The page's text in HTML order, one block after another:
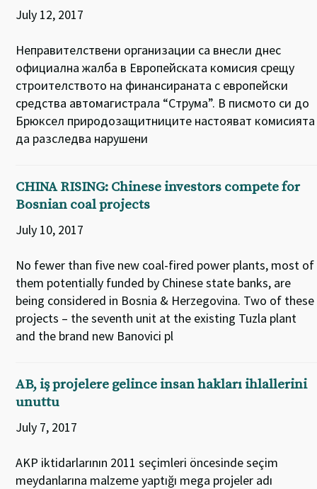
July 12, 2017
Неправителствени организации са внесли днес
официална жалба в Европейската комисия срещу
строителството на финансираната с европейски
средства автомагистрала “Струма”. В писмото си до
Брюксел природозащитниците настояват комисията
да разследва нарушени
CHINA RISING: Chinese investors compete for
Bosnian coal projects
July 10, 2017
No fewer than five new coal-fired power plants, most of
them potentially funded by Chinese state banks, are
being considered in Bosnia & Herzegovina. Two of these
projects – the seventh unit at the existing Tuzla plant
and the brand new Banovici pl
AB, iş projelere gelince insan hakları ihlallerini
unuttu
July 7, 2017
AKP iktidarlarının 2011 seçimleri öncesinde seçim
meydanlarına malzeme yaptığı mega projeler adı